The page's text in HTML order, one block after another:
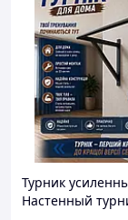
Турник
Настенный